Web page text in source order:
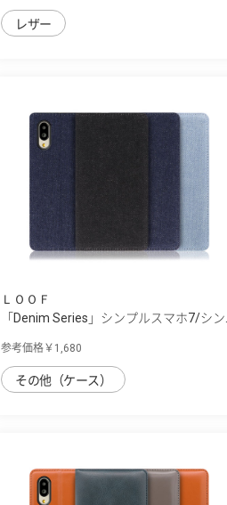
レザー
ＬＯＯＦ
「Denim Series」シンプルスマホ7/シン...
参考価格￥1,680
その他（ケース）